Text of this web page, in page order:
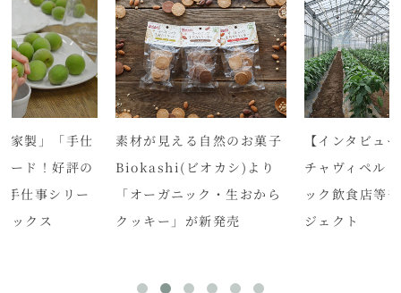
家製」「手仕
ード！好評の
仕事シリー
ックス
素材が見える自然のお菓子
Biokashi(ビオカシ)より
「オーガニック・生おから
クッキー」が新発売
【インタビュ
チャヴィペル
ック飲食店等
ジェクト